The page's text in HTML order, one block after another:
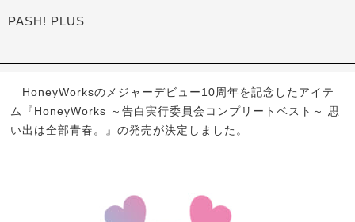
PASH! PLUS
HoneyWorksのメジャーデビュー10周年を記念したアイテ
ム『HoneyWorks ～告白実行委員会コンプリートベスト～ 思
い出は全部青春。』の発売が決定しました。